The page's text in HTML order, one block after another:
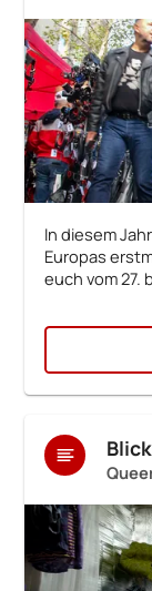
In diesem
Europas
euch vom 27.